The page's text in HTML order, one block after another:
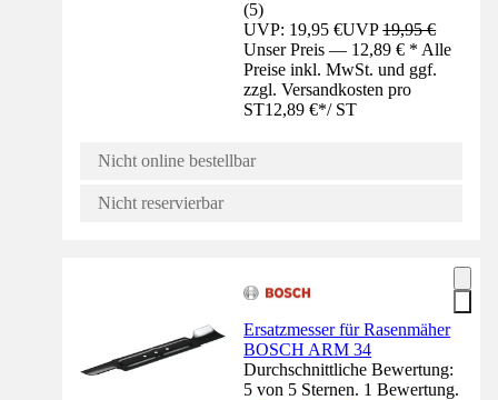
(5)
UVP: 19,95 €UVP19,95 €
Unser Preis — 12,89 € * Alle
Preise inkl. MwSt. und ggf.
zzgl. Versandkosten pro
ST12,89 €*/ ST
Nicht online bestellbar
Nicht reservierbar
Ersatzmesser für Rasenmäher
BOSCH ARM 34
Durchschnittliche Bewertung:
5 von 5 Sternen. 1 Bewertung.